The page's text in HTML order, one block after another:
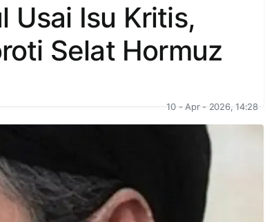
Usai Isu Kritis,
Selat Hormuz
10 - Apr - 2026, 14:28